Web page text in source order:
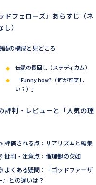
ドフェローズ』あらすじ（ネ
）
語の構成と見どころ
伝説の長回し（ステディカム）
「Funny how?（何が可笑し
い？）」
評判・レビューと「人気の理
評価される点：リアリズムと編集
批判・注意点：倫理観の欠如
よくある疑問：『ゴッドファーザ
』との違いは？